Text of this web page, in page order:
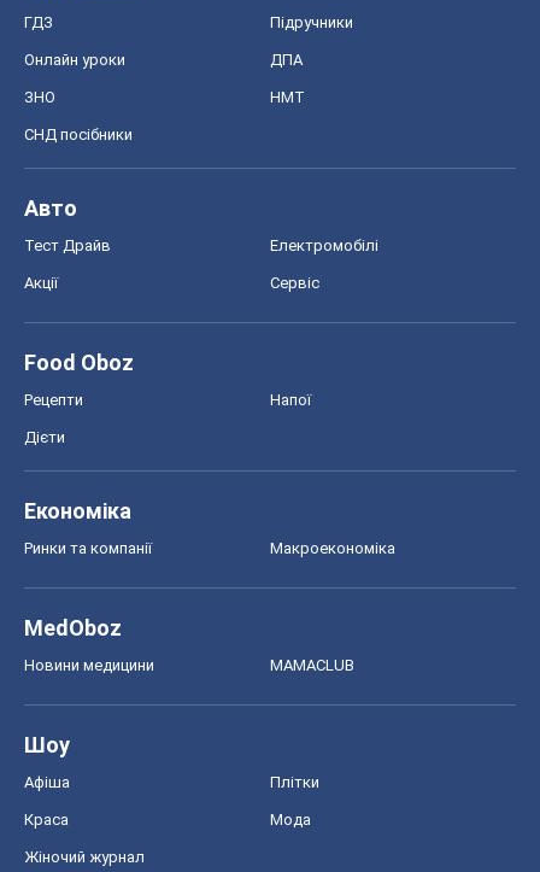
ГДЗ Підручники
Онлайн уроки ДПА
ЗНО НМТ
СНД посібники
Авто
Тест Драйв Електромобілі
Акції Сервіс
Food Oboz
Рецепти Напої
Дієти
Економіка
Ринки та компанії Макроекономіка
MedOboz
Новини медицини MAMACLUB
Шоу
Афіша Плітки
Краса Мода
Жіночий журнал